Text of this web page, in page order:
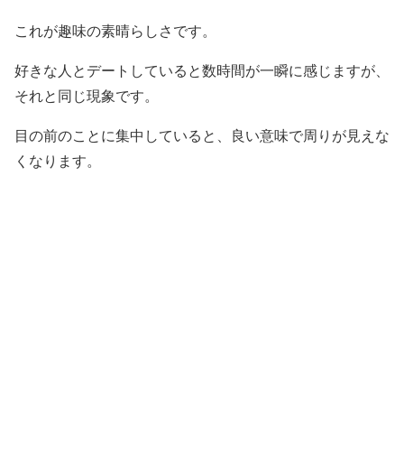
これが趣味の素晴らしさです。
好きな人とデートしていると数時間が一瞬に感じますが、
それと同じ現象です。
目の前のことに集中していると、良い意味で周りが見えな
くなります。